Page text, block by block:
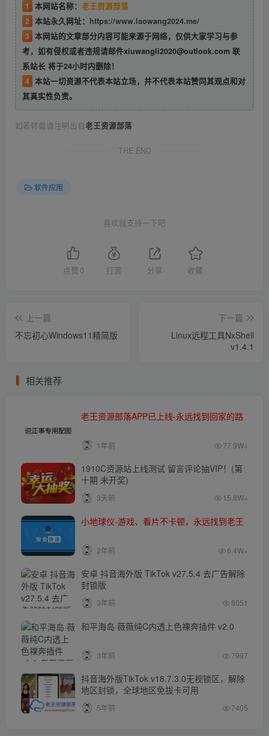
1 本网站名称： 老王资源部落
2 本站永久网址： https://www.laowang2024.me/
3 本网站的文章部分内容可能来源于网络，仅供大家学习与参
考，如有侵权或者违规请邮件xiuwangli2020@outlook.com 联
系站长 将于24小时内删除！
4 本站一切资源不代表本站立场，并不代表本站赞同其观点和对
其真实性负责。
如若转载请注明出自老王资源部落
THE END
软件应用
喜欢就支持一下吧
点赞 0 打赏 分享 收藏
上一篇
不忘初心Windows11精简版
下一篇
Linux远程工具NxShell
v1.4.1
相关推荐
老王资源部落APP已上线-永远找到回家的路
1年前 77.9W+
1910C资源站上线测试 留言评论抽VIP！(第
十期 未开奖)
3天前 15.8W+
小地球仪-游戏、看片不卡顿，永远找到老王
2年前 6.4W+
安卓 抖音海外版 TikTok v27.5.4 去广告解除
封锁版
3年前 8051
和平海岛·薇薇纯C内透上色裸奔插件 v2.0
3年前 7997
抖音海外版TikTok v18.7.3.0无视锁区，解除
地区封锁，全球地区免拔卡可用
5年前 7405